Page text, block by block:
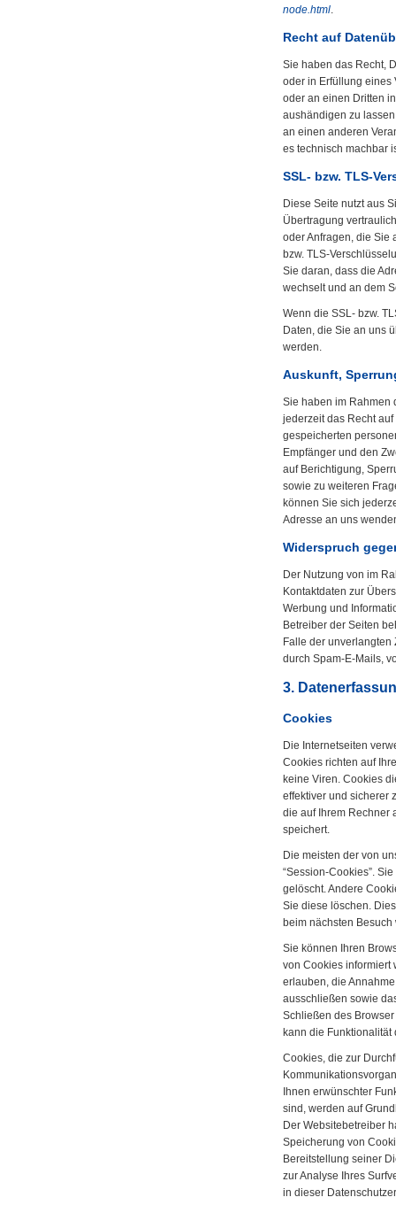
node.html.
Recht auf
Sie haben das Recht,
oder in Erfüllung eines
oder an einen Dritten
aushändigen zu
an einen anderen
es technisch machbar
SSL- bzw. TLS-
Diese Seite nutzt aus
Übertragung
oder Anfragen, die Sie
bzw. TLS-
Sie daran, dass die
wechselt und an dem
Wenn die SSL- bzw.
Daten, die Sie an uns
werden.
Auskunft,
Sie haben im Rahmen
jederzeit das Recht
gespeicherten
Empfänger und den
auf Berichtigung,
sowie zu weiteren
können Sie sich
Adresse an uns
Widerspruch
Der Nutzung von im
Kontaktdaten zur
Werbung und
Betreiber der Seiten
Falle der
durch Spam-E-Mails,
3.
Cookies
Die Internetseiten
Cookies richten auf
keine Viren. Cookies
effektiver und sicherer
die auf Ihrem Rechner
speichert.
Die meisten der von
“Session-Cookies”.
gelöscht. Andere
Sie diese löschen.
beim nächsten
Sie können Ihren
von Cookies informiert
erlauben, die
ausschließen sowie
Schließen des
kann die
Cookies, die zur
Ihnen erwünschter
sind, werden auf
Der Websitebetreiber
Speicherung von
Bereitstellung seiner
zur Analyse Ihres
in dieser